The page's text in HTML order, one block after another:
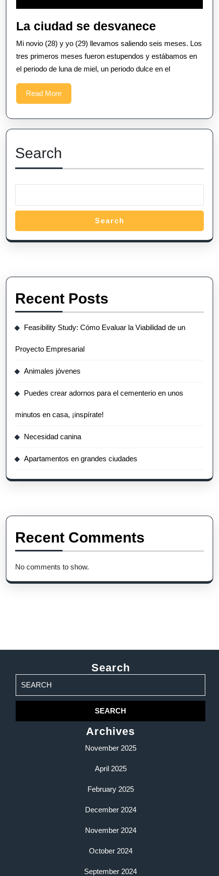
La ciudad se desvanece
ciudad
se
desvanece
Mi novio (28) y yo (29) llevamos saliendo seis meses. Los
tres primeros meses fueron estupendos y estábamos en
el periodo de luna de miel, un periodo dulce en el
Read MoreRead
More
Search
Search
Recent Posts
Feasibility Study: Cómo Evaluar la Viabilidad de un
Proyecto Empresarial
Animales jóvenes
Puedes crear adornos para el cementerio en unos
minutos en casa, ¡inspírate!
Necesidad canina
Apartamentos en grandes ciudades
Recent Comments
No comments to show.
Search
for:
Archives
November 2025
April 2025
February 2025
December 2024
November 2024
October 2024
September 2024